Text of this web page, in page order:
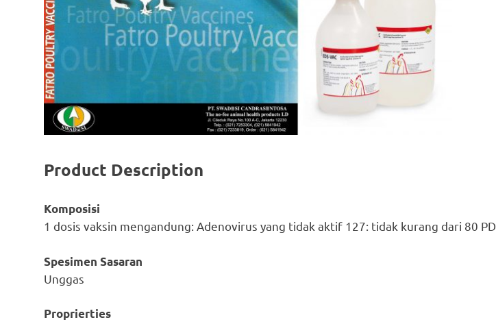
Product Description
Komposisi
1 dosis vaksin mengandung: Adenovirus yang tidak aktif 127: tidak kurang dari 80 PD
Spesimen Sasaran
Unggas
Proprierties